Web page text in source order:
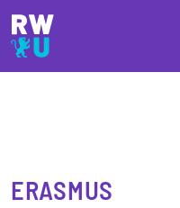
Direkt zum Inhalt
Direkt zur Hauptnavigation
Direkt zum Fußbereich
ERASMUS